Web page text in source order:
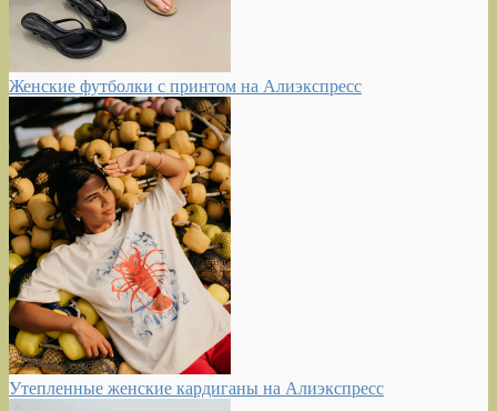
Женские футболки с принтом на Алиэкспресс
Утепленные женские кардиганы на Алиэкспресс